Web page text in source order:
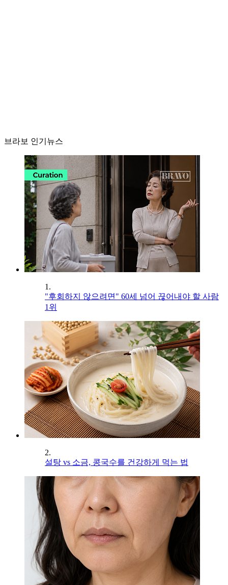
브라보 인기뉴스
1.
"후회하지 않으려면" 60세 넘어 끊어내야 할 사람
1위
2.
설탕 vs 소금, 콩국수를 건강하게 먹는 법